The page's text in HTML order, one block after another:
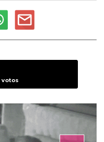
votos